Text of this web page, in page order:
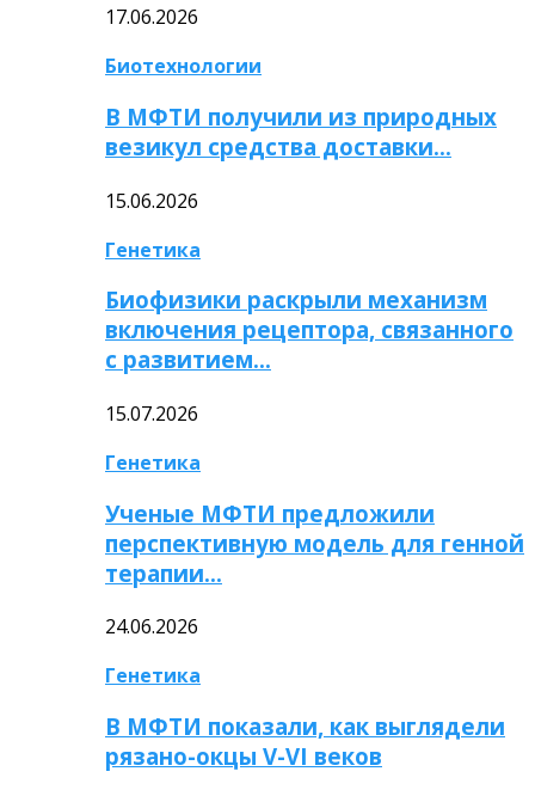
17.06.2026
Биотехнологии
В МФТИ получили из природных
везикул средства доставки…
15.06.2026
Генетика
Биофизики раскрыли механизм
включения рецептора, связанного
с развитием…
15.07.2026
Генетика
Ученые МФТИ предложили
перспективную модель для генной
терапии…
24.06.2026
Генетика
В МФТИ показали, как выглядели
рязано-окцы V-VI веков